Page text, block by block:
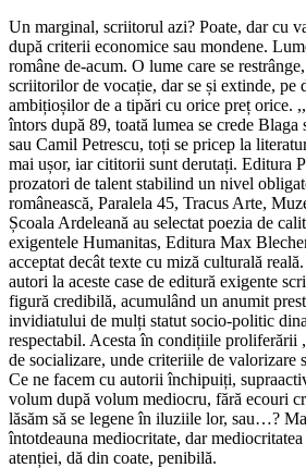
Un marginal, scriitorul azi? Poate, dar cu
după criterii economice sau mondene.
române de-acum. O lume care se
scriitorilor de vocație, dar se și extinde, pe
ambițioșilor de a tipări cu orice preț orice.
întors după 89, toată lumea se crede
sau Camil Petrescu, toți se pricep la
mai ușor, iar cititorii sunt derutați. Editura
prozatori de talent stabilind un nivel
românească, Paralela 45, Tracus Arte,
Școala Ardeleană au selectat poezia de
exigentele Humanitas, Editura Max
acceptat decât texte cu miză culturală
autori la aceste case de editură exigente
figură credibilă, acumulând un anumit
invidiatului de mulți statut socio-politic
respectabil. Acesta în condițiile proliferării
de socializare, unde criteriile de valorizare
Ce ne facem cu autorii închipuiți,
volum după volum mediocru, fără ecouri
lăsăm să se legene în iluziile lor, sau…?
întotdeauna mediocritate, dar
atenției, dă din coate, penibilă.